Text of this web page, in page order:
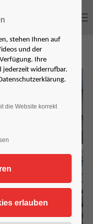
stehen Ihnen auf
und der
Ihre
jederzeit widerrufbar.
die Website korrekt